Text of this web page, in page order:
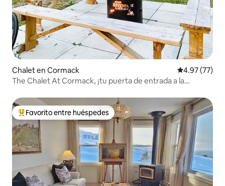
Chalet en Cormack Calificación
4.97 (77)
The Chalet At Cormack, ¡tu puerta de entrada a la
De los mejores en Favorito entre huéspedes
Favorito entre huéspedes